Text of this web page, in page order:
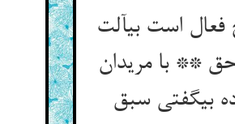
است بی‏آلت
** با مریدان
بی‏گفتی سبق‏